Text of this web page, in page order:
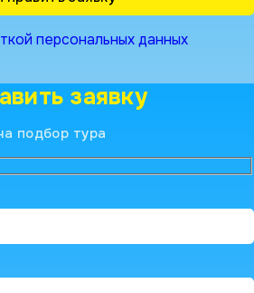
персональных данных
заявку
подбор тура